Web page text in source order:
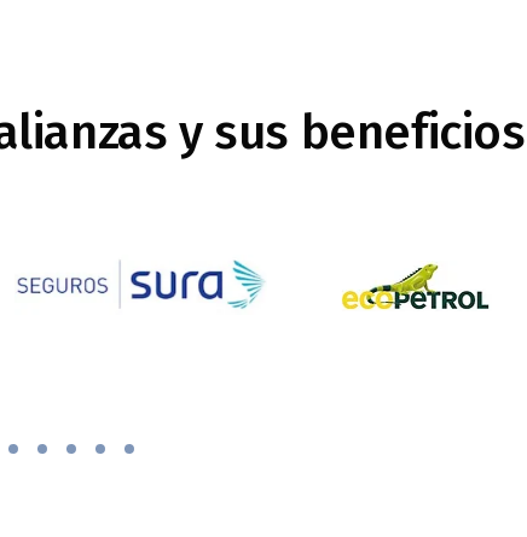
y sus beneficios
Ecopetrol